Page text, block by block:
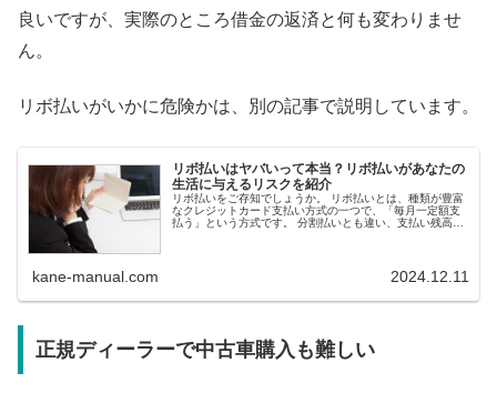
良いですが、実際のところ借金の返済と何も変わりませ
ん。
リボ払いがいかに危険かは、別の記事で説明しています。
リボ払いはヤバいって本当？リボ払いがあなたの
生活に与えるリスクを紹介
リボ払いをご存知でしょうか。 リボ払いとは、種類が豊富
なクレジットカード支払い方式の一つで、「毎月一定額支
払う」という方式です。 分割払いとも違い、支払い残高に
kane-manual.com 2024.12.11
正規ディーラーで中古車購入も難しい